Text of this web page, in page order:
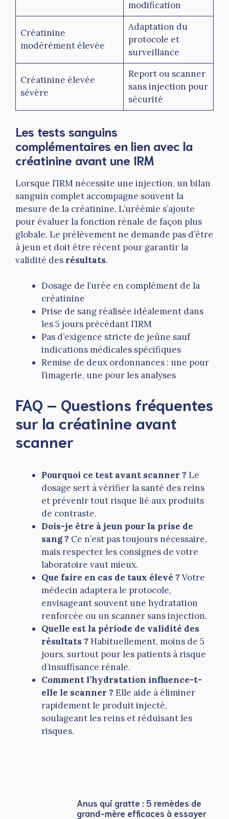
modification
Créatinine
modérément élevée
Adaptation du
protocole et
surveillance
Créatinine élevée
sévère
Report ou scanner
sans injection pour
sécurité
Les tests sanguins
complémentaires en lien avec la
créatinine avant une IRM
Lorsque l’IRM nécessite une injection, un bilan
sanguin complet accompagne souvent la
mesure de la créatinine. L’uréémie s’ajoute
pour évaluer la fonction rénale de façon plus
globale. Le prélèvement ne demande pas d’être
à jeun et doit être récent pour garantir la
validité des résultats.
Dosage de l’urée en complément de la
créatinine
Prise de sang réalisée idéalement dans
les 5 jours précédant l’IRM
Pas d’exigence stricte de jeûne sauf
indications médicales spécifiques
Remise de deux ordonnances : une pour
l’imagerie, une pour les analyses
FAQ – Questions fréquentes
sur la créatinine avant
scanner
Pourquoi ce test avant scanner ? Le
dosage sert à vérifier la santé des reins
et prévenir tout risque lié aux produits
de contraste.
Dois-je être à jeun pour la prise de
sang ? Ce n’est pas toujours nécessaire,
mais respecter les consignes de votre
laboratoire vaut mieux.
Que faire en cas de taux élevé ? Votre
médecin adaptera le protocole,
envisageant souvent une hydratation
renforcée ou un scanner sans injection.
Quelle est la période de validité des
résultats ? Habituellement, moins de 5
jours, surtout pour les patients à risque
d’insuffisance rénale.
Comment l’hydratation influence-t-
elle le scanner ? Elle aide à éliminer
rapidement le produit injecté,
soulageant les reins et réduisant les
risques.
Anus qui gratte : 5 remèdes de
grand-mère efficaces à essayer